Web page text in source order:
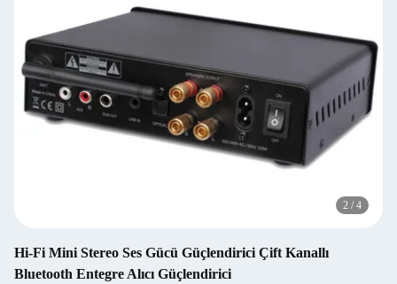
2 / 4
Hi-Fi Mini Stereo Ses Gücü Güçlendirici Çift Kanallı
Bluetooth Entegre Alıcı Güçlendirici